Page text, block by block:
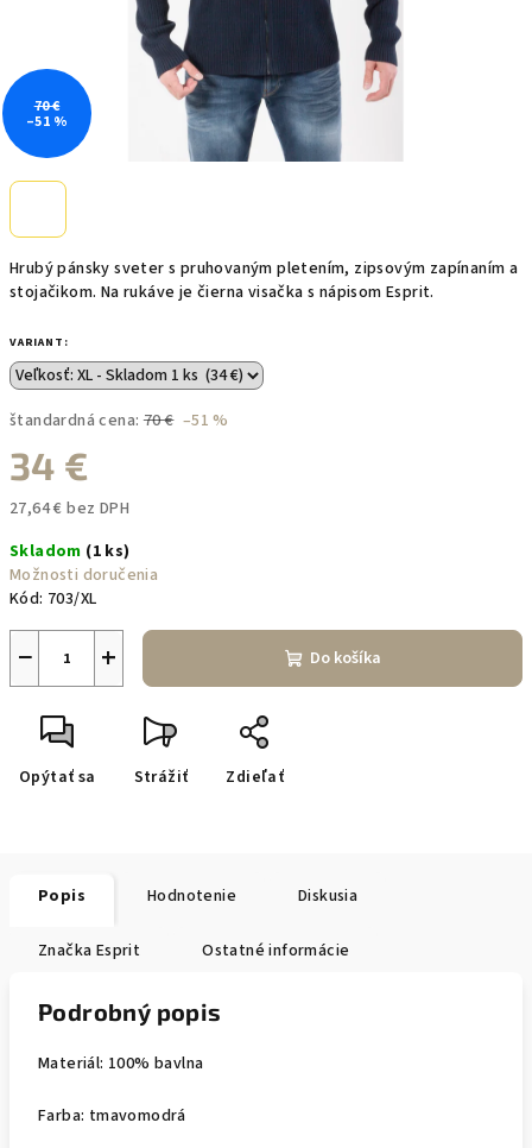
Hrubý pánsky sveter s pruhovaným pletením, zipsovým zapínaním a
stojačikom. Na rukáve je čierna visačka s nápisom Esprit.
VARIANT:
štandardná cena: 70 € –51 %
34 €
27,64 € bez DPH
cena:
Skladom (1 ks)
Možnosti doručenia
Kód: 703/XL
+
− Do košíka
Opýtať sa Strážiť Zdieľať
70 €
–51 %
Popis Hodnotenie Diskusia
Značka Esprit Ostatné informácie
Podrobný popis
Materiál: 100% bavlna
Farba: tmavomodrá